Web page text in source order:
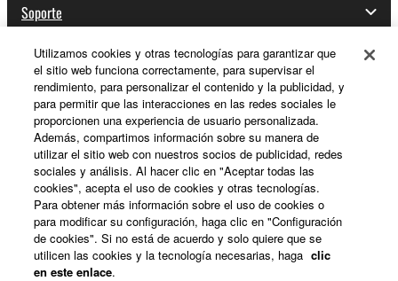
Soporte
Registro de Yamaha Music ID
Acerca de Yamaha
España - Spanish
Empresa
Utilizamos cookies y otras tecnologías para garantizar que
el sitio web funciona correctamente, para supervisar el
rendimiento, para personalizar el contenido y la publicidad, y
para permitir que las interacciones en las redes sociales le
proporcionen una experiencia de usuario personalizada.
Además, compartimos información sobre su manera de
utilizar el sitio web con nuestros socios de publicidad, redes
sociales y análisis. Al hacer clic en "Aceptar todas las
cookies", acepta el uso de cookies y otras tecnologías.
Para obtener más información sobre el uso de cookies o
para modificar su configuración, haga clic en "Configuración
de cookies". Si no está de acuerdo y solo quiere que se
utilicen las cookies y la tecnología necesarias, haga clic
en este enlace.